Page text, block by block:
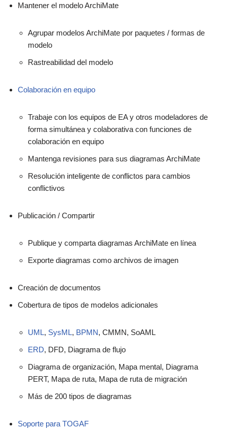
Mantener el modelo ArchiMate
Agrupar modelos ArchiMate por paquetes / formas de
modelo
Rastreabilidad del modelo
Colaboración en equipo
Trabaje con los equipos de EA y otros modeladores de
forma simultánea y colaborativa con funciones de
colaboración en equipo
Mantenga revisiones para sus diagramas ArchiMate
Resolución inteligente de conflictos para cambios
conflictivos
Publicación / Compartir
Publique y comparta diagramas ArchiMate en línea
Exporte diagramas como archivos de imagen
Creación de documentos
Cobertura de tipos de modelos adicionales
UML, SysML, BPMN, CMMN, SoAML
ERD, DFD, Diagrama de flujo
Diagrama de organización, Mapa mental, Diagrama
PERT, Mapa de ruta, Mapa de ruta de migración
Más de 200 tipos de diagramas
Soporte para TOGAF